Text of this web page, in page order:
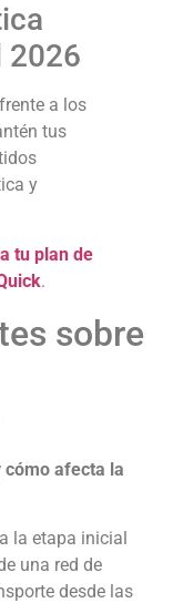
2026
a los
tus
y
tu plan de
.
sobre
cómo afecta la
la etapa inicial
una red de
desde las